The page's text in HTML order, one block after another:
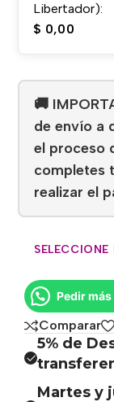
Libertador):
$ 0,00
🚚
de envío a
el proceso
completes
realizar el
Pedir
Comparar
5% de
Martes y